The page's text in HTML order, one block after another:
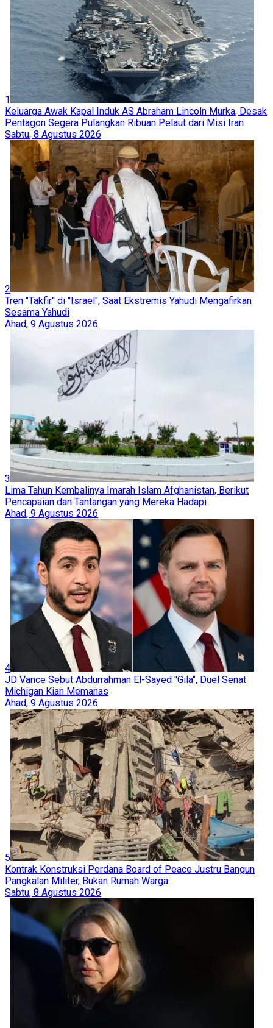
1
Keluarga Awak Kapal Induk AS Abraham Lincoln Murka, Desak
Pentagon Segera Pulangkan Ribuan Pelaut dari Misi Iran
Sabtu, 8 Agustus 2026
2
Tren "Takfir" di "Israel", Saat Ekstremis Yahudi Mengafirkan
Sesama Yahudi
Ahad, 9 Agustus 2026
3
Lima Tahun Kembalinya Imarah Islam Afghanistan, Berikut
Pencapaian dan Tantangan yang Mereka Hadapi
Ahad, 9 Agustus 2026
4
JD Vance Sebut Abdurrahman El-Sayed "Gila", Duel Senat
Michigan Kian Memanas
Ahad, 9 Agustus 2026
5
Kontrak Konstruksi Perdana Board of Peace Justru Bangun
Pangkalan Militer, Bukan Rumah Warga
Sabtu, 8 Agustus 2026